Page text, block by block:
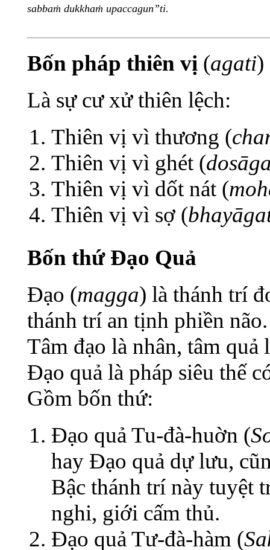
sabbaṁ dukkhaṁ upaccagun”ti.
Bốn pháp thiên vị (agati)
Là sự cư xử thiên lệch:
Thiên vị vì thương (
Thiên vị vì ghét (
Thiên vị vì dốt nát (
Thiên vị vì sợ (
Bốn thứ Đạo Quả
Đạo (magga) là thánh trí
thánh trí an tịnh phiền não.
Tâm đạo là nhân, tâm quả
Đạo quả là pháp siêu thế
Gồm bốn thứ:
Đạo quả Tu-đà-huờn (
hay Đạo quả dự lưu,
Bậc thánh trí này tuyệt
nghi, giới cấm thủ.
Đạo quả Tư-đà-hàm (